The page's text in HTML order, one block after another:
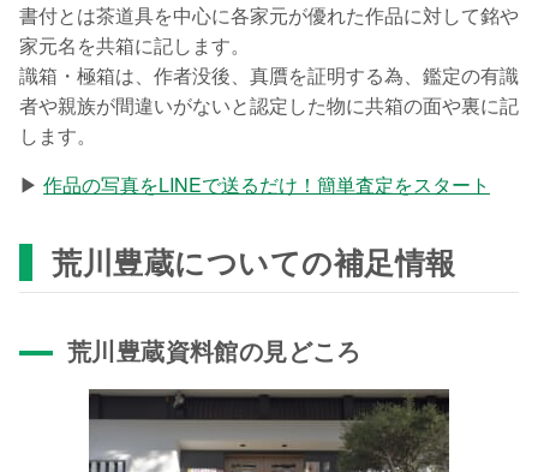
書付とは茶道具を中心に各家元が優れた作品に対して銘や
家元名を共箱に記します。
識箱・極箱は、作者没後、真贋を証明する為、鑑定の有識
者や親族が間違いがないと認定した物に共箱の面や裏に記
します。
▶ 作品の写真をLINEで送るだけ！簡単査定をスタート
荒川豊蔵についての補足情報
荒川豊蔵資料館の見どころ